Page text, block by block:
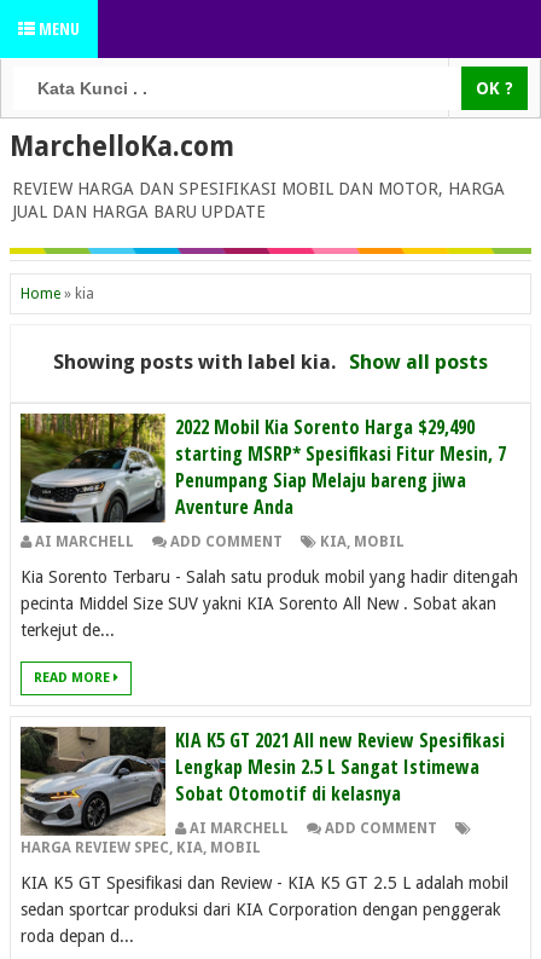
MENU
MarchelloKa.com
REVIEW HARGA DAN SPESIFIKASI MOBIL DAN MOTOR, HARGA
JUAL DAN HARGA BARU UPDATE
Home » kia
Showing posts with label kia. Show all posts
2022 Mobil Kia Sorento Harga $29,490
starting MSRP* Spesifikasi Fitur Mesin, 7
Penumpang Siap Melaju bareng jiwa
Aventure Anda
AI MARCHELL ADD COMMENT KIA, MOBIL
Kia Sorento Terbaru - Salah satu produk mobil yang hadir ditengah
pecinta Middel Size SUV yakni KIA Sorento All New . Sobat akan
terkejut de...
READ MORE
KIA K5 GT 2021 All new Review Spesifikasi
Lengkap Mesin 2.5 L Sangat Istimewa
Sobat Otomotif di kelasnya
AI MARCHELL
ADD COMMENT
HARGA REVIEW SPEC KIA MOBIL
KIA K5 GT Spesifikasi dan Review - KIA K5 GT 2.5 L adalah mobil
sedan sportcar produksi dari KIA Corporation dengan penggerak
roda depan d...